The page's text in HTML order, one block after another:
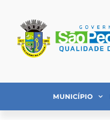
MUNICÍPIO